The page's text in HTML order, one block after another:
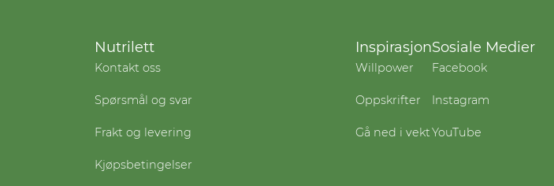
Nutrilett
Kontakt oss
Spørsmål og svar
Frakt og levering
Kjøpsbetingelser
Inspirasjon
Willpower
Oppskrifter
Gå ned i vekt
Sosiale Medier
Facebook
Instagram
YouTube